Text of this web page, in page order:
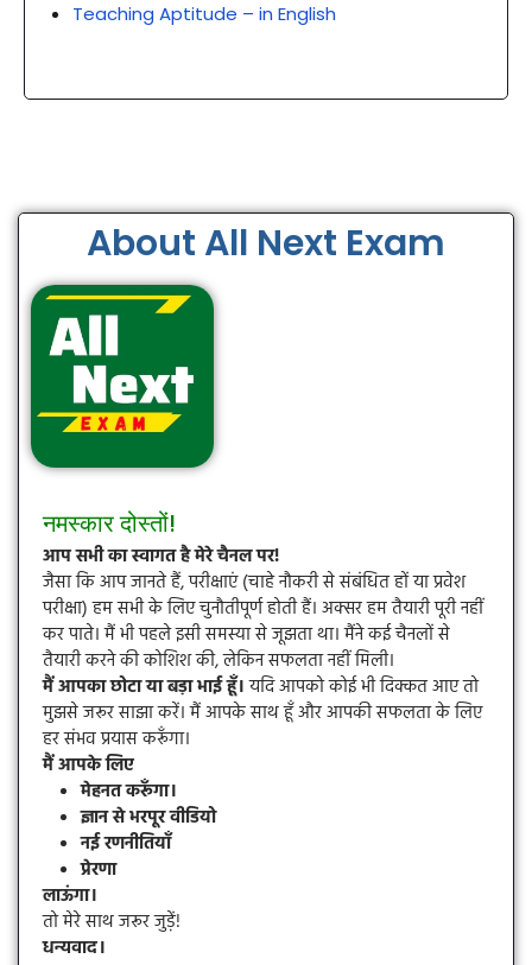
Teaching Aptitude – in English
About All Next Exam
नमस्कार दोस्तों!
आप सभी का स्वागत है मेरे चैनल पर!
जैसा कि आप जानते हैं, परीक्षाएं (चाहे नौकरी से संबंधित हों या प्रवेश
परीक्षा) हम सभी के लिए चुनौतीपूर्ण होती हैं। अक्सर हम तैयारी पूरी नहीं
कर पाते। मैं भी पहले इसी समस्या से जूझता था। मैंने कई चैनलों से
तैयारी करने की कोशिश की, लेकिन सफलता नहीं मिली।
मैं आपका छोटा या बड़ा भाई हूँ।यदि आपको कोई भी दिक्कत आए तो
मुझसे जरूर साझा करें। मैं आपके साथ हूँ और आपकी सफलता के लिए
हर संभव प्रयास करूँगा।
मैं आपके लिए
मेहनत करूँगा।
ज्ञान से भरपूर वीडियो
नई रणनीतियाँ
प्रेरणा
लाऊंगा।
तो मेरे साथ जरूर जुड़ें!
धन्यवाद।